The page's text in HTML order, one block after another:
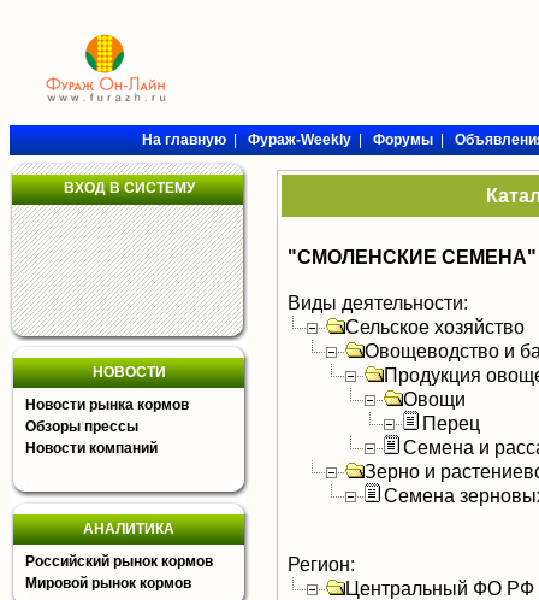
На главную|Фураж-Weekly|Форумы|
ВХОД В СИСТЕМУ
НОВОСТИ
Новости рынка кормов
Обзоры прессы
Новости компаний
АНАЛИТИКА
Российский рынок кормов
Мировой рынок кормов
"СМОЛЕНСКИЕ СЕМЕНА"
Виды деятельности:
Сельское хозяйство
Овощеводство и
Продукция
Овощи
Перец
Семена и
Зерно и
Семена
Регион:
Центральный ФО РФ